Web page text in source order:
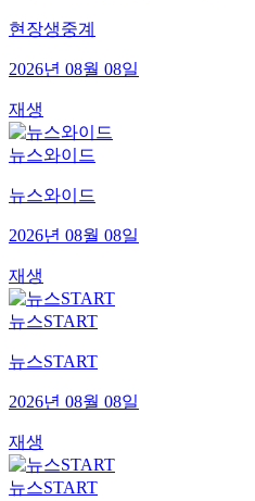
현장생중계
2026년 08월 08일
재생
뉴스와이드
뉴스와이드
2026년 08월 08일
재생
뉴스START
뉴스START
2026년 08월 08일
재생
뉴스START